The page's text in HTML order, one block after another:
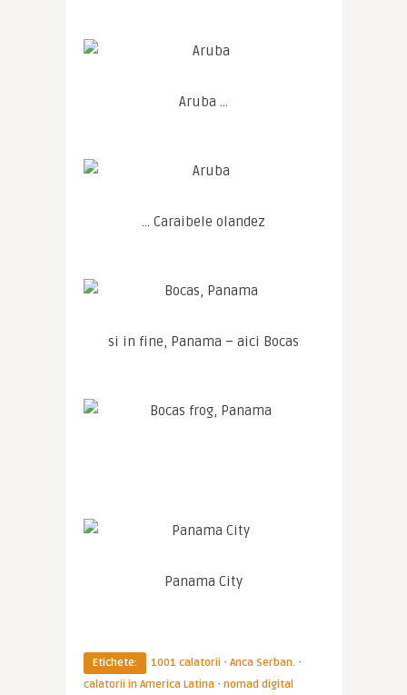
Aruba …
… Caraibele olandez
si in fine, Panama – aici Bocas
Panama City
Etichete: 1001 calatorii· Anca Serban.·
calatorii in America Latina· nomad digital